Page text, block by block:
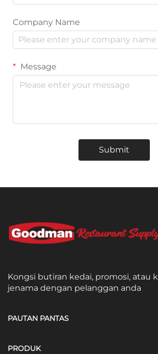
Company Name
Message
Submit
Kongsi butiran kedai, promosi, atau
jenama dengan pelanggan anda
PAUTAN PANTAS
PRODUK